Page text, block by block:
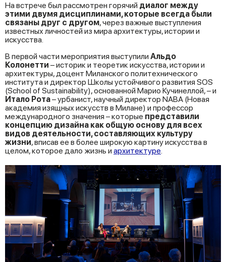
На встрече был рассмотрен горячий диалог между
этими двумя дисциплинами, которые всегда были
связаны друг с другом, через важные выступления
известных личностей из мира архитектуры, истории и
искусства.
В первой части мероприятия выступили Альдо
Колонетти – историк и теоретик искусства, истории и
архитектуры, доцент Миланского политехнического
института и директор Школы устойчивого развития SOS
(School of Sustainability), основанной Марио Кучинеллой, – и
Итало Рота– урбанист, научный директор NABA (Новая
академия изящных искусств в Милане) и профессор
международного значения – которые представили
концепцию дизайна как общую основу для всех
видов деятельности, составляющих культуру
жизни, вписав ее в более широкую картину искусства в
целом, которое дало жизнь и архитектуре.